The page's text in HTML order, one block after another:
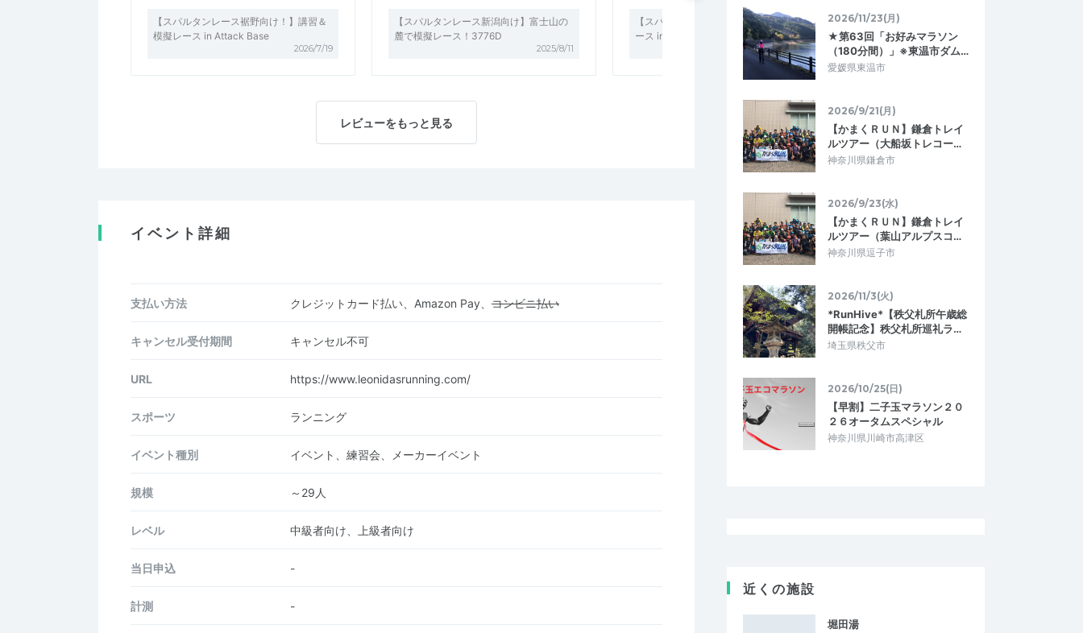
【スパルタンレース裾野向け！】講習＆
模擬レース in Attack Base
2026/7/19
【スパルタンレース新潟向け】富士山の
麓で模擬レース！3776D
2025/8/11
【スパルタンレース千葉直前！】模擬レ
ース in Attack Base
2025/5/17
【サブ4特化のマラソン練習会！】秋の3
0km走in多摩川 11/30
レビューをもっと見る
イベント詳細
支払い方法 クレジットカード払い、Amazon Pay、 コンビニ払い
キャンセル受付期間 キャンセル不可
URL https://www.leonidasrunning.com/
スポーツ ランニング
イベント種別 イベント、練習会、メーカーイベント
規模 ～29人
レベル 中級者向け、上級者向け
当日申込 -
計測 -
2026/11/23(月)
★第63回「お好みマラソン
（180分間）」※東温市ダム…
愛媛県東温市
2026/9/21(月)
【かまくＲＵＮ】鎌倉トレイ
ルツアー（大船坂トレコー…
神奈川県鎌倉市
2026/9/23(水)
【かまくＲＵＮ】鎌倉トレイ
ルツアー（葉山アルプスコ…
神奈川県逗子市
2026/11/3(火)
*RunHive*【秩父札所午歳総
開帳記念】秩父札所巡礼ラ…
埼玉県秩父市
2026/10/25(日)
【早割】二子玉マラソン２０
２６オータムスペシャル
神奈川県川崎市高津区
近くの施設
堀田湯